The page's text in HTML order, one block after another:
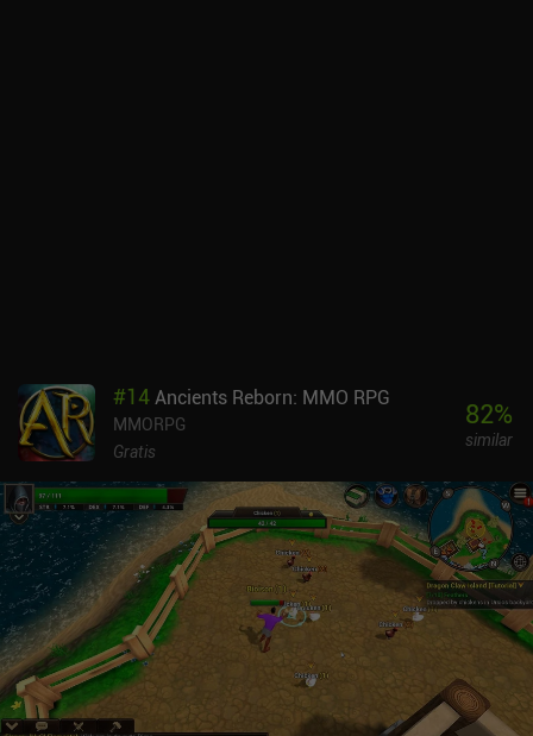
grandes. La suscripción cara añade funciones adicionales, pero no
me encontré con ninguna restricción importante con la suscripción
barata. En conjunto, es un precio barato para un MMORPG
espacial con contenido casi infinito.
#14Ancients Reborn: MMO RPG
MMORPG
Gratis
82%
similar